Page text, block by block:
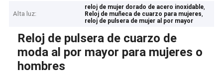
Alta luz:
reloj de mujer dorado de acero inoxidable,
Reloj de muñeca de cuarzo para mujeres,
reloj de pulsera de mujer al por mayor
Reloj de pulsera de cuarzo de
moda al por mayor para mujeres o
hombres